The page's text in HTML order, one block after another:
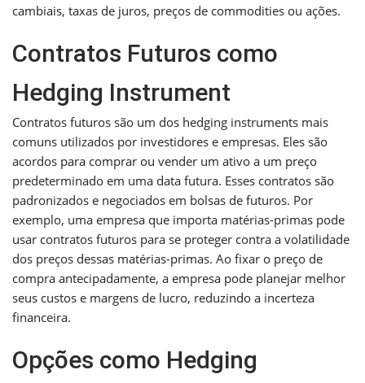
cambiais, taxas de juros, preços de commodities ou ações.
Contratos Futuros como
Hedging Instrument
Contratos futuros são um dos hedging instruments mais
comuns utilizados por investidores e empresas. Eles são
acordos para comprar ou vender um ativo a um preço
predeterminado em uma data futura. Esses contratos são
padronizados e negociados em bolsas de futuros. Por
exemplo, uma empresa que importa matérias-primas pode
usar contratos futuros para se proteger contra a volatilidade
dos preços dessas matérias-primas. Ao fixar o preço de
compra antecipadamente, a empresa pode planejar melhor
seus custos e margens de lucro, reduzindo a incerteza
financeira.
Opções como Hedging